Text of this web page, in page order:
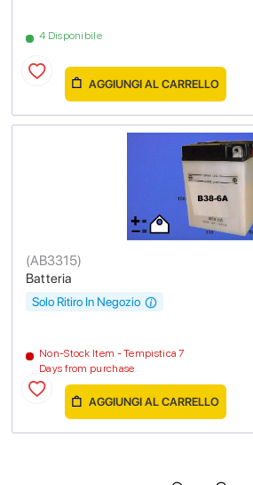
4 Disponibile
AGGIUNGI AL CARRELLO
Batteria
(AB3315)
Non-Stock Item - Tempistica 7
Days from purchase
Solo Ritiro In Negozio
AGGIUNGI AL CARRELLO